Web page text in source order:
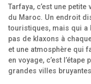
Tarfaya, c’est une
du Maroc. Un endroit
touristiques, mais qui a
pas de klaxons à
et une atmosphère qui
en voyage, c’est
grandes villes